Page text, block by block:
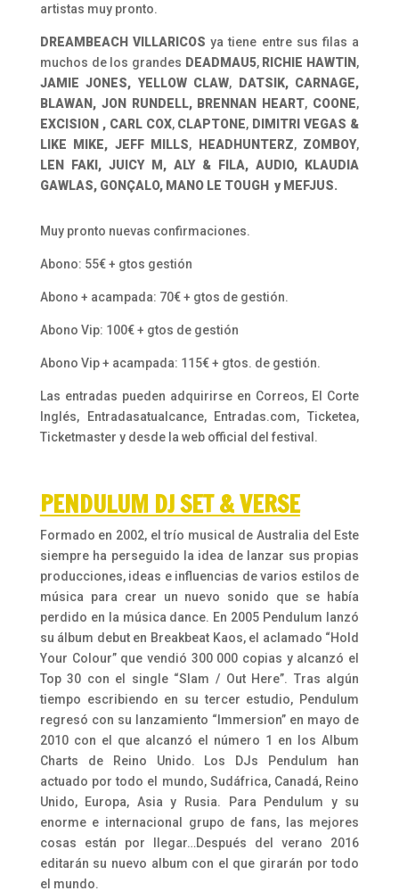
artistas muy pronto.
DREAMBEACH VILLARICOS ya tiene entre sus filas a
muchos de los grandes DEADMAU5, RICHIE HAWTIN ,
JAMIE JONES, YELLOW CLAW,
DATSIK, CARNAGE,
BLAWAN, JON RUNDELL, BRENNAN HEART, COONE,
EXCISION , CARL COX, CLAPTONE, DIMITRI VEGAS &
LIKE MIKE, JEFF MILLS, HEADHUNTERZ, ZOMBOY,
LEN FAKI, JUICY M, ALY & FILA, AUDIO, KLAUDIA
GAWLAS, GONÇALO, MANO LE TOUGH y MEFJUS.
Muy pronto nuevas confirmaciones.
Abono: 55€ + gtos gestión
Abono + acampada: 70€ + gtos de gestión.
Abono Vip: 100€ + gtos de gestión
Abono Vip + acampada: 115€ + gtos. de gestión.
Las entradas pueden adquirirse en Correos, El Corte
Inglés, Entradasatualcance, Entradas.com, Ticketea,
Ticketmaster y desde la web official del festival.
PENDULUM DJ SET & VERSE
Formado en 2002, el trío musical de Australia del Este
siempre ha perseguido la idea de lanzar sus propias
producciones, ideas e influencias de varios estilos de
música para crear un nuevo sonido que se había
perdido en la música dance. En 2005 Pendulum lanzó
su álbum debut en Breakbeat Kaos, el aclamado “Hold
Your Colour” que vendió 300 000 copias y alcanzó el
Top 30 con el single “Slam / Out Here”. Tras algún
tiempo escribiendo en su tercer estudio, Pendulum
regresó con su lanzamiento “Immersion” en mayo de
2010 con el que alcanzó el número 1 en los Album
Charts de Reino Unido. Los DJs Pendulum han
actuado por todo el mundo, Sudáfrica, Canadá, Reino
Unido, Europa, Asia y Rusia. Para Pendulum y su
enorme e internacional grupo de fans, las mejores
cosas están por llegar…Después del verano 2016
editarán su nuevo album con el que girarán por todo
el mundo.